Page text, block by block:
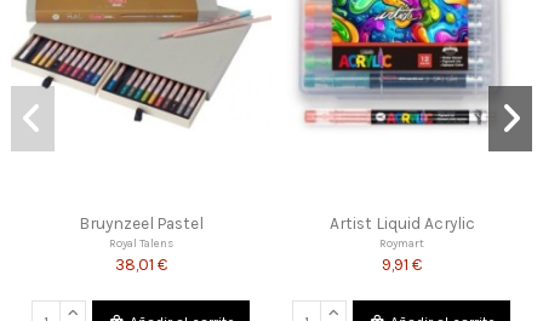
Artist Liquid Acrylic
Roymart
9,91 €
Paperblanks Saint Exupery The
Little Prince
Paperblanks